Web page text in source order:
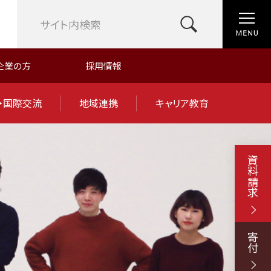
業の方 採用情報
国際交流 地域連携 キャリア教育
資料請求
寄付